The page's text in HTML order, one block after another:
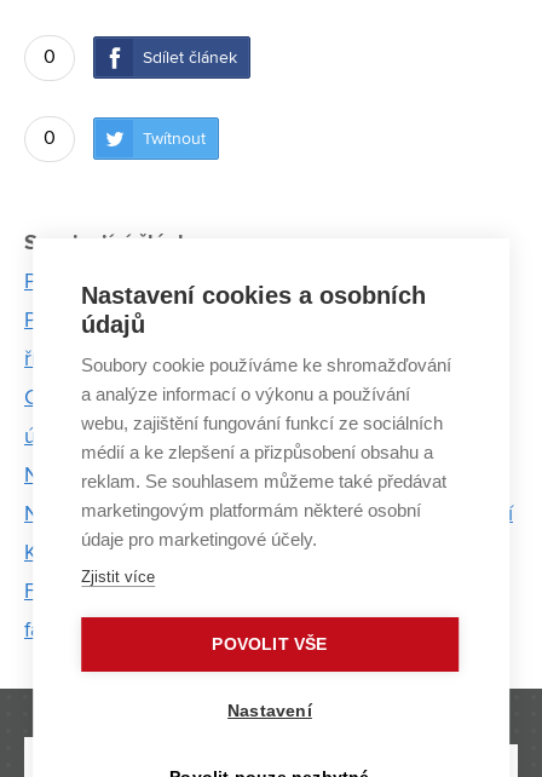
0 Sdílet článek
0 Twítnout
Související články:
Psychická pohoda úzce souvisí s fyzickou kondicí.
Programem Wellbeing se snažíme ostatní podpořit,
říká Moc Králová z CESA VUT
CESA má unikátní zařízení, které dokáže měřit
účinnost techniky plavání
Na dva bouldery potřeboval vítěz tři pokusy
Na hřišti se prohánějí lentilky, říká trenér florbalu Jiří
Kysel
Fotoreportáž: Rudo před očima hokejových
fanoušků
Nastavení cookies a osobních
údajů
Soubory cookie používáme ke shromažďování
a analýze informací o výkonu a používání
webu, zajištění fungování funkcí ze sociálních
médií a ke zlepšení a přizpůsobení obsahu a
reklam. Se souhlasem můžeme také předávat
marketingovým platformám některé osobní
údaje pro marketingové účely.
Zjistit více
POVOLIT VŠE
Nastavení